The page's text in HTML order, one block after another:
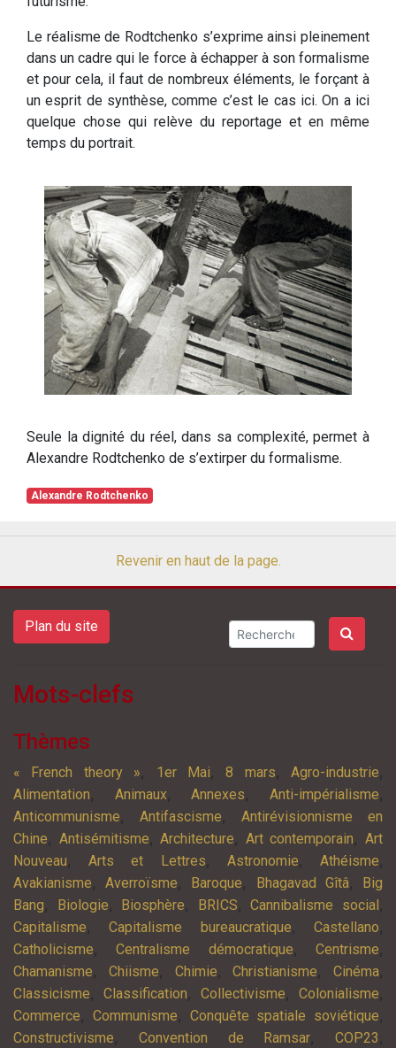
Le réalisme de Rodtchenko s’exprime ainsi pleinement
dans un cadre qui le force à échapper à son formalisme
et pour cela, il faut de nombreux éléments, le forçant à
un esprit de synthèse, comme c’est le cas ici. On a ici
quelque chose qui relève du reportage et en même
temps du portrait.
Seule la dignité du réel, dans sa complexité, permet à
Alexandre Rodtchenko de s’extirper du formalisme.
Alexandre Rodtchenko
Revenir en haut de la page.
Plan du site
Mots-clefs
Thèmes
« French theory », 1er Mai,8 mars, Agro-industrie,
Alimentation, Animaux,Annexes,Anti-impérialisme,
Anticommunisme, Antifascisme, Antirévisionnisme en
Chine, Antisémitisme,Architecture, Art contemporain,Art
Nouveau,Arts et Lettres, Astronomie,Athéisme,
Avakianisme,Averroïsme, Baroque, Bhagavad Gîtâ,
Big
Bang, Biologie, Biosphère, BRICS,Cannibalisme social ,
Capitalisme,Capitalisme bureaucratique,Castellano,
Catholicisme,Centralisme démocratique,Centrisme,
Chamanisme, Chiisme, Chimie,Christianisme, Cinéma,
Classicisme, Classification, Collectivisme, Colonialisme,
Commerce, Communisme, Conquête spatiale soviétique,
Constructivisme, Convention de Ramsar, COP23 ,